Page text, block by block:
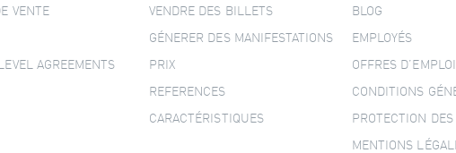
VENTE
AGREEMENTS
VENDRE DES BILLETS
GÉNERER DES MANIFESTATIONS
PRIX
REFERENCES
CARACTÉRISTIQUES
BLOG
EMPLOYÉS
OFFRES D’EMPLOI
CONDITIONS
PROTECTION
MENTIONS